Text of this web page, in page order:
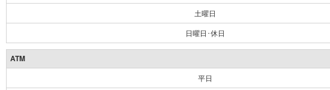
土曜日
日曜日･休日
ATM
平日